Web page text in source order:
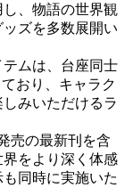
、物語の世界観
ズを多数展開い
ムは、台座同士
おり、キャラク
みいただけるラ
売の最新刊を含
をより深く体感
同時に実施いた